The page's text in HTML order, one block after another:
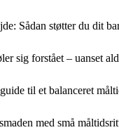
Sådan støtter du dit
sig forstået – uanset
til et balanceret
med små